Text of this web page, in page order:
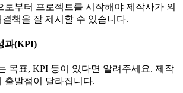
로부터 프로젝트를 시작해야 제작사가 의
책을 잘 제시할 수 있습니다.
과(KPI)
목표, KPI 등이 있다면 알려주세요. 제작
출발점이 달라집니다.